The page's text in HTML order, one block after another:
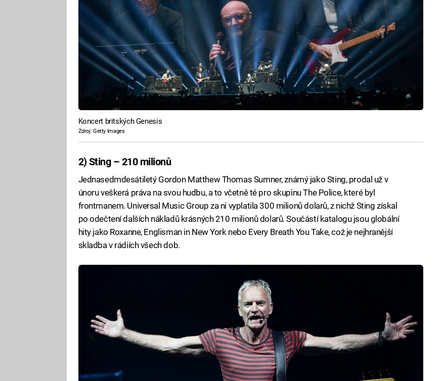
Koncert britských Genesis
Zdroj: Getty Images
2) Sting – 210 milionů
Jednasedmdesátiletý Gordon Matthew Thomas Sumner, známý jako Sting, prodal už v
únoru veškerá práva na svou hudbu, a to včetně té pro skupinu The Police, které byl
frontmanem. Universal Music Group za ni vyplatila 300 milionů dolarů, z nichž Sting získal
po odečtení dalších nákladů krásných 210 milionů dolarů. Součástí katalogu jsou globální
hity jako Roxanne, Englisman in New York nebo Every Breath You Take, což je nejhranější
skladba v rádiích všech dob.